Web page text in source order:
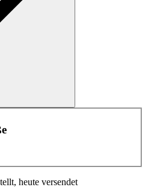
heute versendet